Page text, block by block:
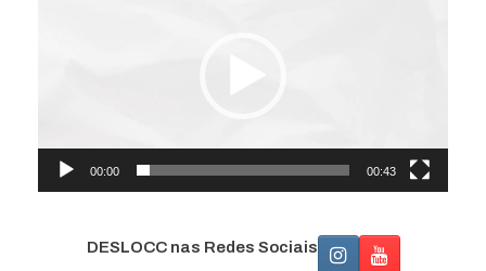
00:00 00:43
DESLOCC nas Redes Sociais